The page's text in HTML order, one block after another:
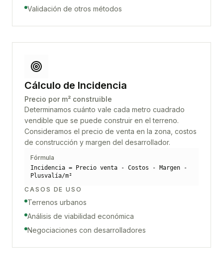
Validación de otros métodos
Cálculo de Incidencia
Precio por m² construible
Determinamos cuánto vale cada metro cuadrado
vendible que se puede construir en el terreno.
Consideramos el precio de venta en la zona, costos
de construcción y margen del desarrollador.
Fórmula
Incidencia = Precio venta - Costos - Margen -
Plusvalía/m²
CASOS DE USO
Terrenos urbanos
Análisis de viabilidad económica
Negociaciones con desarrolladores